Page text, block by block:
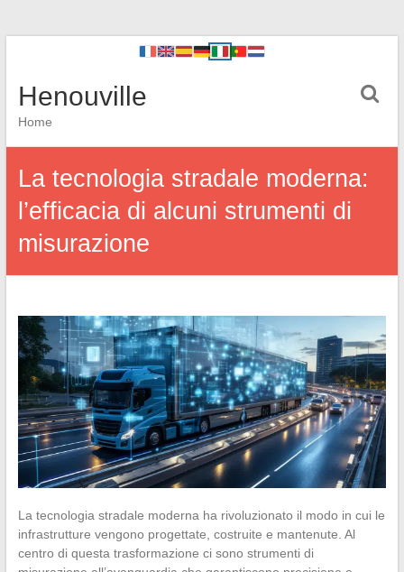
Henouville
Home
La tecnologia stradale moderna:
l’efficacia di alcuni strumenti di
misurazione
La tecnologia stradale moderna ha rivoluzionato il modo in cui le
infrastrutture vengono progettate, costruite e mantenute. Al
centro di questa trasformazione ci sono strumenti di